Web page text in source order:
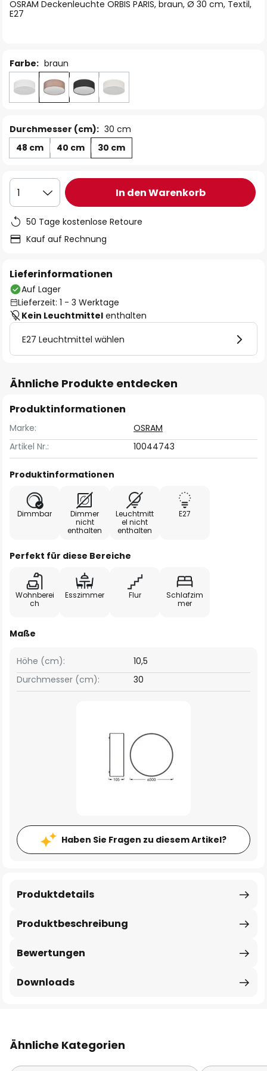
OSRAM Deckenleuchte ORBIS PARIS, braun, Ø 30 cm, Textil,
E27
Farbe: braun
Durchmesser (cm): 30 cm
48 cm
40 cm 30 cm
1 In den Warenkorb
50 Tage kostenlose Retoure
Kauf auf Rechnung
Lieferinformationen
Auf Lager
Lieferzeit: 1 - 3 Werktage
Kein Leuchtmittel enthalten
E27 Leuchtmittel wählen
Ähnliche Produkte entdecken
Produktinformationen
Marke:
OSRAM
Artikel Nr.:
10044743
Produktinformationen
Dimmbar
Dimmer
nicht
enthalten
Leuchtmitt
el nicht
enthalten
E27
Perfekt für diese Bereiche
Wohnberei
ch
Esszimmer Flur
Schlafzim
mer
Maße
Höhe (cm):
10,5
Durchmesser (cm):
30
Haben Sie Fragen zu diesem Artikel?
Produktbeschreibung
Produktdetails
Bewertungen
Downloads
Ähnliche Kategorien